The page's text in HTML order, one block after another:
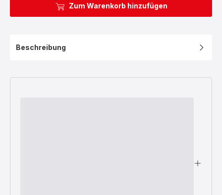
Zum Warenkorb hinzufügen
Beschreibung